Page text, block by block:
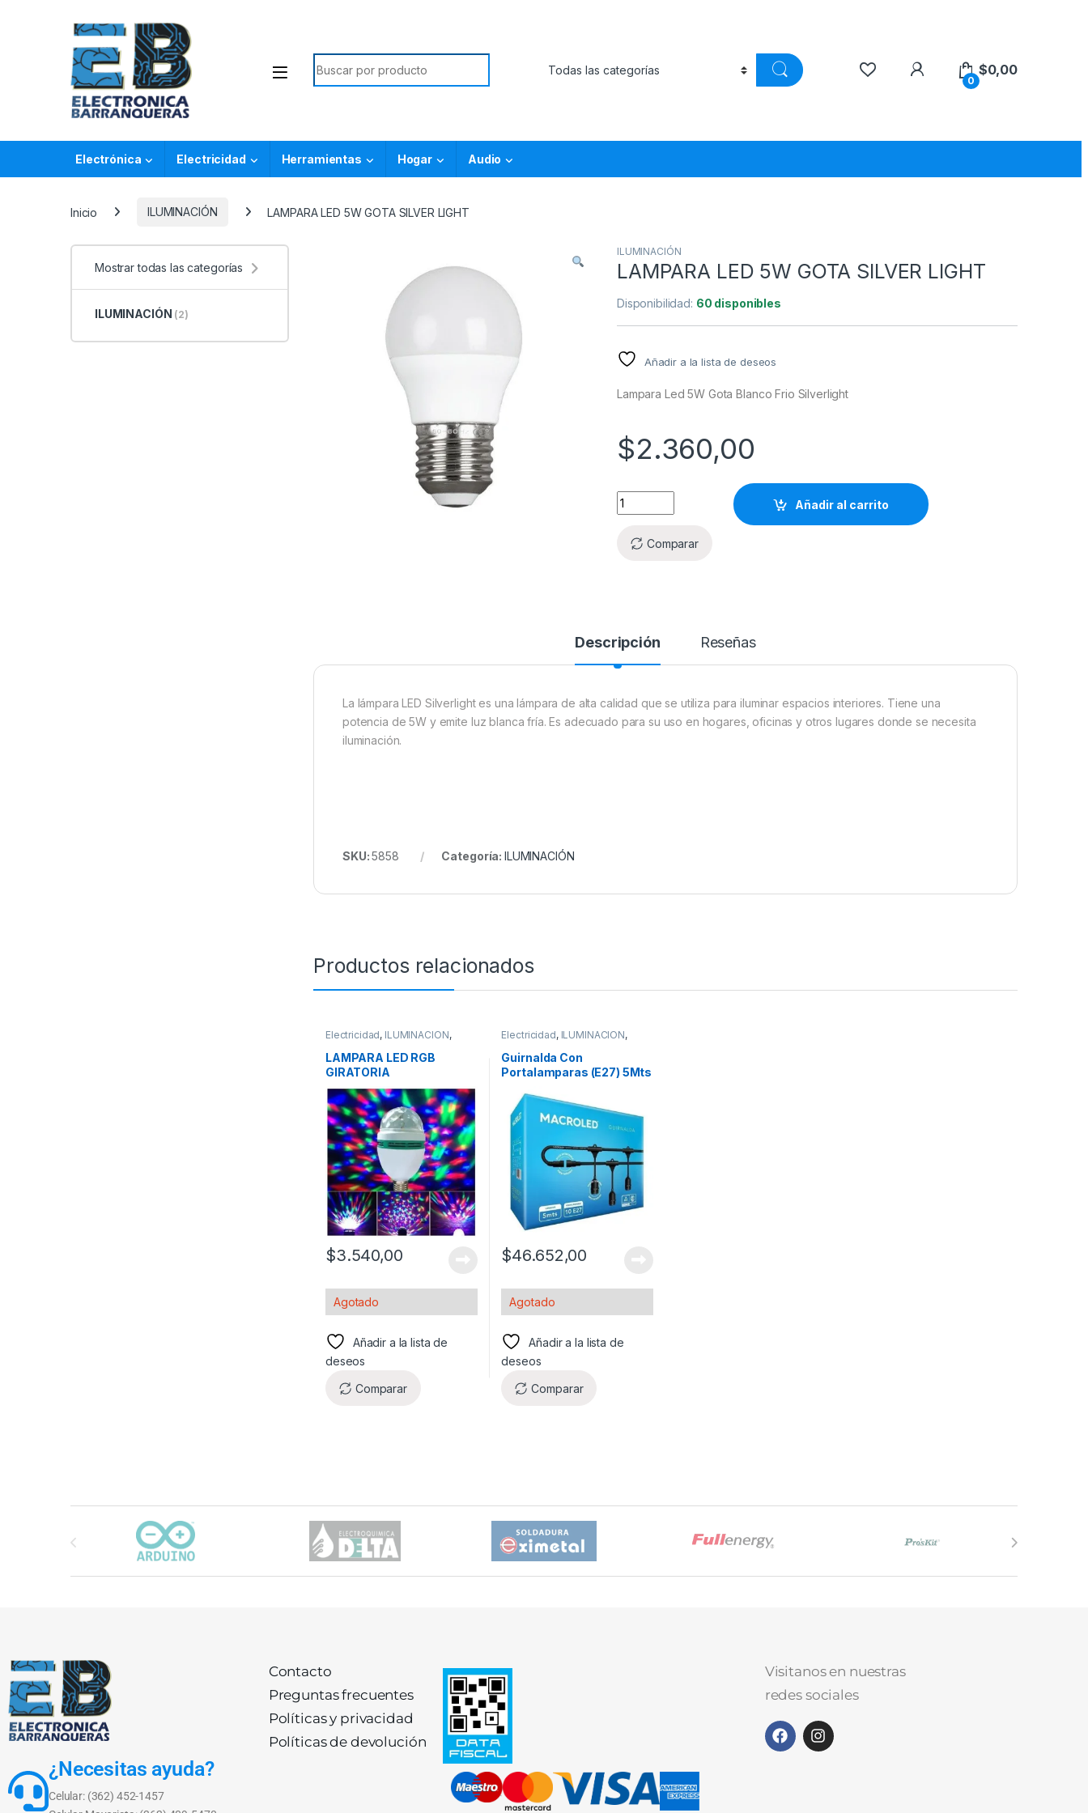
0
$0,00
Electrónica Electricidad Herramientas Hogar Audio
Inicio ILUMINACIÓN LAMPARA LED 5W GOTA SILVER LIGHT
ILUMINACIÓN
LAMPARA LED 5W GOTA SILVER LIGHT
Disponibilidad: 60 disponibles
Añadir a la lista de deseos
Lampara Led 5W Gota Blanco Frio Silverlight
$2.360,00
Añadir al carrito
Comparar
Descripción Reseñas
La lámpara LED Silverlight es una lámpara de alta calidad que se utiliza para iluminar espacios interiores. Tiene una
potencia de 5W y emite luz blanca fría. Es adecuado para su uso en hogares, oficinas y otros lugares donde se necesita
iluminación.
SKU:5858 Categoría: ILUMINACIÓN
Productos relacionados
Electricidad, ILUMINACIÓN,
LAMPARA LED RGB
GIRATORIA
$3.540,00
Agotado
Añadir a la lista de
deseos
Comparar
Electricidad, ILUMINACIÓN,
Guirnalda Con
Portalamparas (E27) 5Mts
$46.652,00
Agotado
Añadir a la lista de
deseos
Comparar
Mostrar todas las categorías
ILUMINACIÓN (2)
Carrusel de marcas
¿Necesitas ayuda?
Celular: (362) 452-1457
Contacto
Preguntas frecuentes
Políticas y privacidad
Políticas de devolución
Visitanos en nuestras
redes sociales